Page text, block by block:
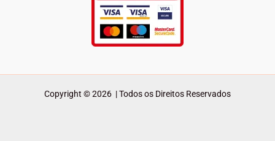
Copyright © 2026 | Todos os Direitos Reservados